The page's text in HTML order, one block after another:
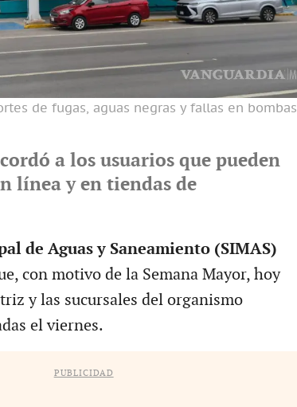
de fugas, aguas negras y fallas en bombas
a los usuarios que pueden
línea y en tiendas de
de Aguas y Saneamiento (SIMAS)
con motivo de la Semana Mayor, hoy
y las sucursales del organismo
el viernes.
PUBLICIDAD